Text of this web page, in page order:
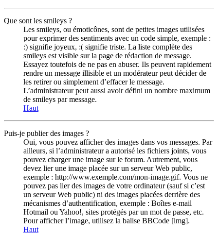
Que sont les smileys ?
Les smileys, ou émoticônes, sont de petites images utilisées
pour exprimer des sentiments avec un code simple, exemple :
:) signifie joyeux, :( signifie triste. La liste complète des
smileys est visible sur la page de rédaction de message.
Essayez toutefois de ne pas en abuser. Ils peuvent rapidement
rendre un message illisible et un modérateur peut décider de
les retirer ou simplement d’effacer le message.
L’administrateur peut aussi avoir défini un nombre maximum
de smileys par message.
Haut
Puis-je publier des images ?
Oui, vous pouvez afficher des images dans vos messages. Par
ailleurs, si l’administrateur a autorisé les fichiers joints, vous
pouvez charger une image sur le forum. Autrement, vous
devez lier une image placée sur un serveur Web public,
exemple : http://www.exemple.com/mon-image.gif. Vous ne
pouvez pas lier des images de votre ordinateur (sauf si c’est
un serveur Web public) ni des images placées derrière des
mécanismes d’authentification, exemple : Boîtes e-mail
Hotmail ou Yahoo!, sites protégés par un mot de passe, etc.
Pour afficher l’image, utilisez la balise BBCode [img].
Haut